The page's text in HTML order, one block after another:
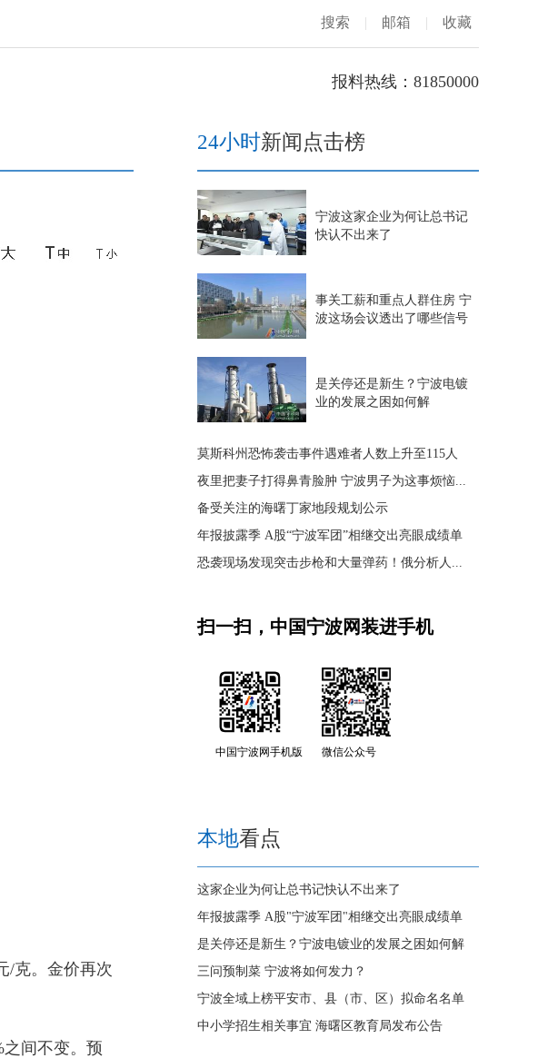
搜索 | 邮箱 | 收藏
报料热线：81850000
/克。金价再次
间不变。预
24小时新闻点击榜
宁波这家企业为何让总书记
快认不出来了
事关工薪和重点人群住房 宁
波这场会议透出了哪些信号
是关停还是新生？宁波电镀
业的发展之困如何解
莫斯科州恐怖袭击事件遇难者人数上升至115人
夜里把妻子打得鼻青脸肿 宁波男子为这事烦恼...
备受关注的海曙丁家地段规划公示
年报披露季 A股“宁波军团”相继交出亮眼成绩单
恐袭现场发现突击步枪和大量弹药！俄分析人...
扫一扫，中国宁波网装进手机
中国宁波网手机版 微信公众号
本地看点
这家企业为何让总书记快认不出来了
年报披露季 A股"宁波军团"相继交出亮眼成绩单
是关停还是新生？宁波电镀业的发展之困如何解
三问预制菜 宁波将如何发力？
宁波全域上榜平安市、县（市、区）拟命名名单
中小学招生相关事宜 海曙区教育局发布公告